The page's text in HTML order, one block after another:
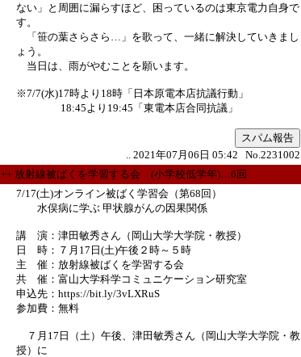
ない」と周囲に漏らすほど、困っているのは東京電力自身で
す。
「笹の葉さらさら…」を歌って、一緒に解決していきまし
ょう。
当日は、雨がやむことを願います。
※7/7(水)17時より18時「日本原電本店抗議行動」
18:45より19:45「東電本店合同抗議」
スパム報告
.. 2021年07月06日 05:42 No.2231002
++ 放射線被ばくを学習する会 (小学校低学年)…6回
7/17(土)オンライン被ばく学習会（第68回）
水俣病に学ぶ 甲状腺がんの因果関係
講 演：津田敏秀さん（岡山大学大学院・教授）
日 時：７月17日(土)午後２時～５時
主 催：放射線被ばくを学習する会
共 催：富山大学科学コミュニケーション研究室
申込先：https://bit.ly/3vLXRuS
参加費：無料
７月17日（土）午後、津田敏秀さん（岡山大学大学院・教
授）に